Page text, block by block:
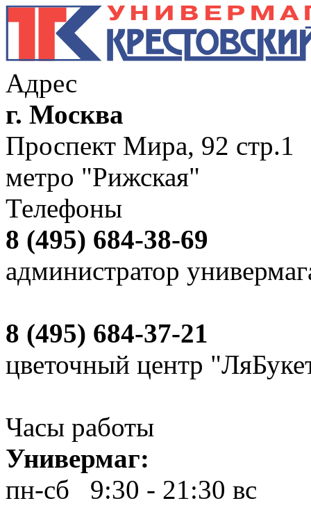
Адрес
г. Москва
Проспект Мира, 92 стр.1
метро "Рижская"
Телефоны
8 (495) 684-38-69
администратор
8 (495) 684-37-21
цветочный центр
Часы работы
Универмаг:
пн-сб 9:30 - 21:30 вс